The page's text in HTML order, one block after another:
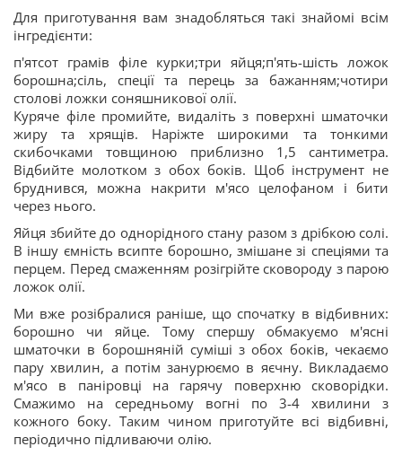
Для приготування вам знадобляться такі знайомі всім
інгредієнти:
п'ятсот грамів філе курки;три яйця;п'ять-шість ложок
борошна;сіль, спеції та перець за бажанням;чотири
столові ложки соняшникової олії.
Куряче філе промийте, видаліть з поверхні шматочки
жиру та хрящів. Наріжте широкими та тонкими
скибочками товщиною приблизно 1,5 сантиметра.
Відбийте молотком з обох боків. Щоб інструмент не
бруднився, можна накрити м'ясо целофаном і бити
через нього.
Яйця збийте до однорідного стану разом з дрібкою солі.
В іншу ємність всипте борошно, змішане зі спеціями та
перцем. Перед смаженням розігрійте сковороду з парою
ложок олії.
Ми вже розібралися раніше, що спочатку в відбивних:
борошно чи яйце. Тому спершу обмакуємо м'ясні
шматочки в борошняній суміші з обох боків, чекаємо
пару хвилин, а потім занурюємо в яєчну. Викладаємо
м'ясо в паніровці на гарячу поверхню сковорідки.
Смажимо на середньому вогні по 3-4 хвилини з
кожного боку. Таким чином приготуйте всі відбивні,
періодично підливаючи олію.